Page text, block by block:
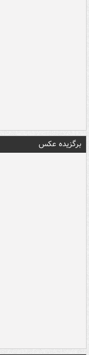
برگزیده عکس